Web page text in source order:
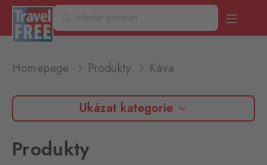
Homepage Produkty Káva
Ukázat kategorie
Produkty